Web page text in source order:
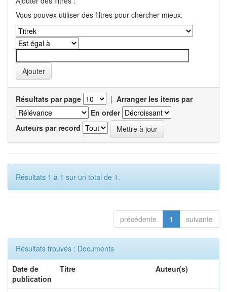
Vous pouvex utiliser des filtres pour chercher mieux.
Résultats par page | Arranger les items par
En order
Auteurs par record
Résultats 1 à 1 sur un total de 1.
précédente 1 suivante
Résultats trouvés : Documents
Date de
publication
Titre Auteur(s)